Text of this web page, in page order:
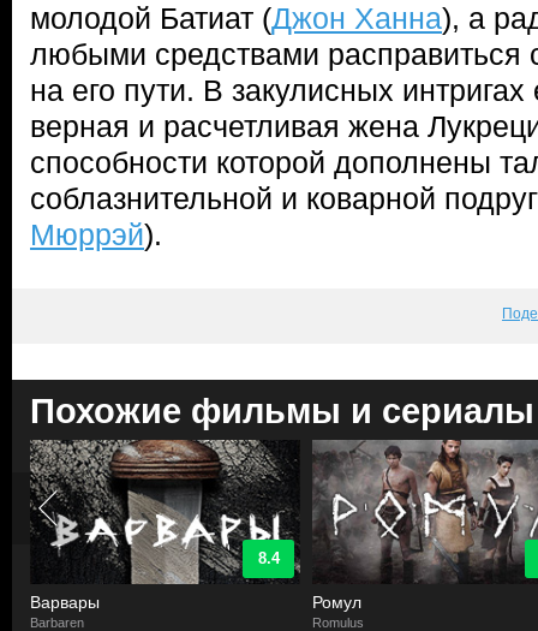
молодой Батиат (Джон Ханна), а
любыми средствами расправиться
на его пути. В закулисных
верная и расчетливая жена
способности которой дополнены
соблазнительной и коварной
Мюррэй).
Похожие фильмы и сериалы
8.4
Варвары
Barbaren
Ромул
Romulus